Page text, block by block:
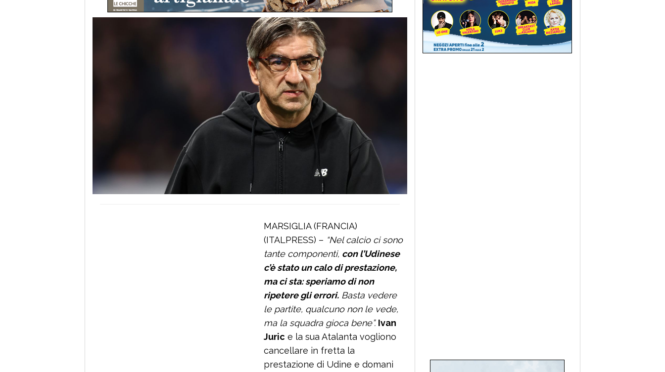
MARSIGLIA (FRANCIA)
(ITALPRESS) – “Nel calcio ci sono
tante componenti, con l’Udinese
c’è stato un calo di prestazione,
ma ci sta: speriamo di non
ripetere gli errori. Basta vedere
le partite, qualcuno non le vede,
ma la squadra gioca bene”. Ivan
Juric e la sua Atalanta vogliono
cancellare in fretta la
prestazione di Udine e domani